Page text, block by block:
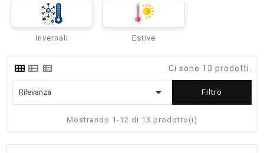
Invernali Estive
Ci sono 13 prodotti.
Rilevanza  Filtro
Mostrando 1-12 di 13 prodotto(i)